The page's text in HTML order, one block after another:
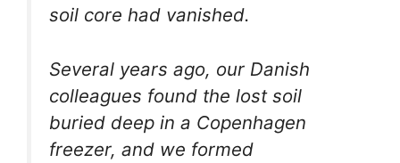
soil core had vanished.
Several years ago, our Danish
colleagues found the lost soil
buried deep in a Copenhagen
freezer, and we formed